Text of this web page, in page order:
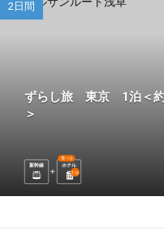
2日間
ずらし旅 東京 1泊＜約
＞
新幹線 ホテル
選べる
1 泊